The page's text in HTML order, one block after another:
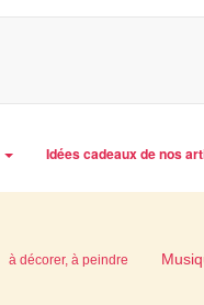
Idées cadeaux de nos
à décorer, à peindre